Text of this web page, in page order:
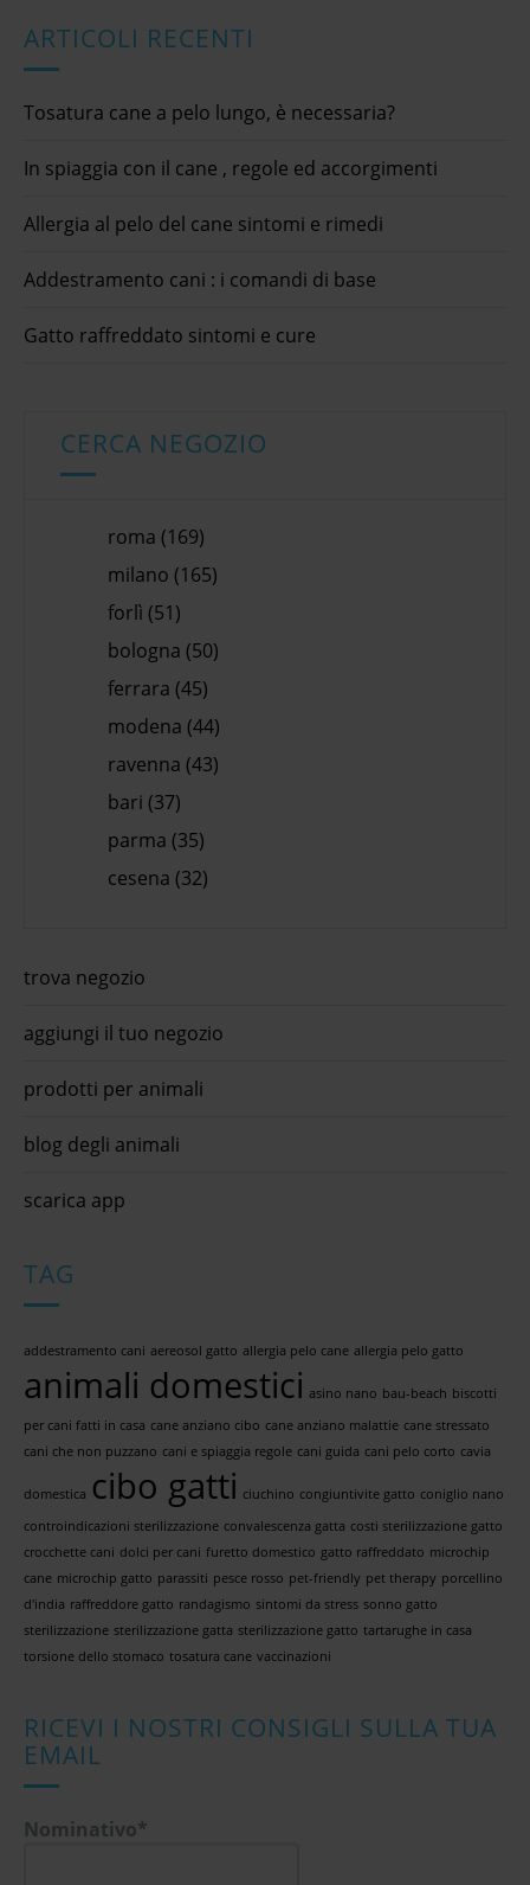
ARTICOLI RECENTI
Tosatura cane a pelo lungo, è necessaria?
In spiaggia con il cane , regole ed accorgimenti
Allergia al pelo del cane sintomi e rimedi
Addestramento cani : i comandi di base
Gatto raffreddato sintomi e cure
CERCA NEGOZIO
roma (169)
milano (165)
forlì (51)
bologna (50)
ferrara (45)
modena (44)
ravenna (43)
bari (37)
parma (35)
cesena (32)
trova negozio
aggiungi il tuo negozio
prodotti per animali
blog degli animali
scarica app
TAG
addestramento cani aereosol gatto allergia pelo cane allergia pelo gatto
animali domestici asino nano bau-beach biscotti
per cani fatti in casa cane anziano cibo cane anziano malattie cane stressato
cani che non puzzano cani e spiaggia regole cani guida cani pelo corto cavia
domestica cibo gatti ciuchino congiuntivite gatto coniglio nano
controindicazioni sterilizzazione convalescenza gatta costi sterilizzazione gatto
crocchette cani dolci per cani furetto domestico gatto raffreddato microchip
cane microchip gatto parassiti pesce rosso pet-friendly pet therapy porcellino
d'india raffreddore gatto randagismo sintomi da stress sonno gatto
sterilizzazione sterilizzazione gatta sterilizzazione gatto tartarughe in casa
torsione dello stomaco tosatura cane vaccinazioni
RICEVI I NOSTRI CONSIGLI SULLA TUA
EMAIL
Nominativo*